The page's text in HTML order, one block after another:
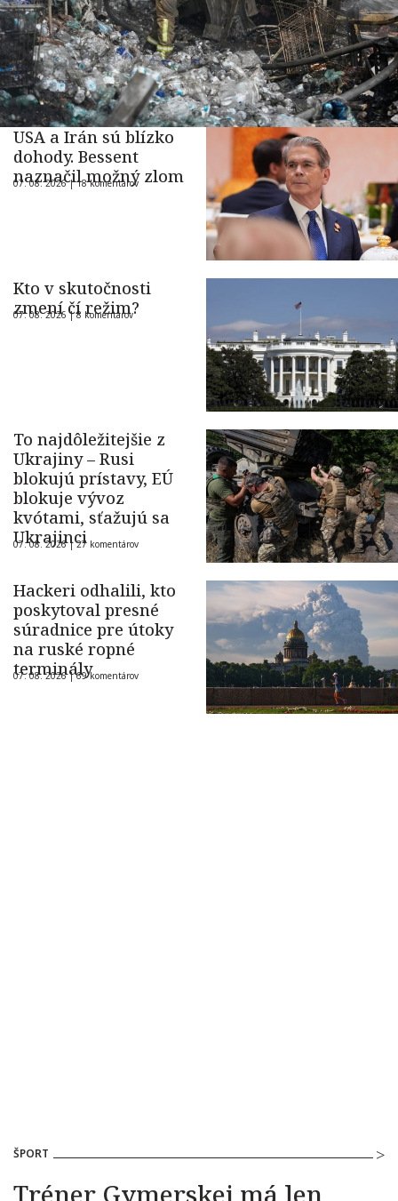
USA a Irán sú blízko
dohody. Bessent
naznačil možný zlom
07. 08. 2026 |18 komentárov
Kto v skutočnosti
zmení čí režim?
07. 08. 2026 |8 komentárov
To najdôležitejšie z
Ukrajiny – Rusi
blokujú prístavy, EÚ
blokuje vývoz
kvótami, sťažujú sa
Ukrajinci
07. 08. 2026 |27 komentárov
Hackeri odhalili, kto
poskytoval presné
súradnice pre útoky
na ruské ropné
terminály
07. 08. 2026 |69 komentárov
ŠPORT